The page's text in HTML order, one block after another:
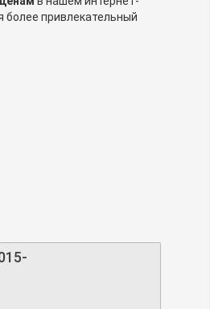
более привлекательный